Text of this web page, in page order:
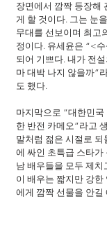
장면에서 깜짝 등장해
게 할 것이다. 그는 눈
무대를 선보이며 최고
정이다. 유세윤은 “<
되어 기쁘다. 내가 전
마 대박 나지 않을까”
도 했다.
마지막으로 “대한민
한 반전 카메오”라고
말처럼 젊은 시절로
에 싸인 초특급 스타가
남 배우들을 모두 제
이 배우는 짧지만 강
에게 깜짝 선물을 안길